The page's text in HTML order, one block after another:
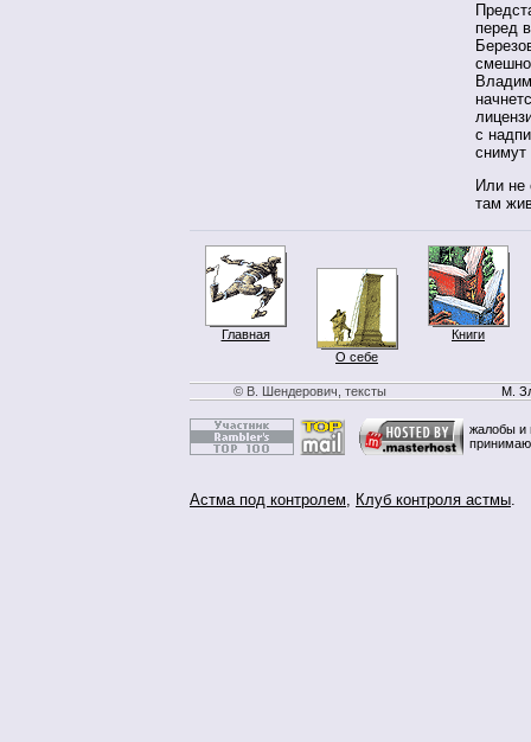
перед
с
снимут
Или не
там
Главная
О себе
Книги
© В. Шендерович, тексты М.
жалобы и
Астма под контролем, Клуб контроля астмы.